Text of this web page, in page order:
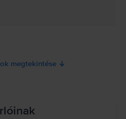
biztonsági figyelmeztetésekről.
nem állnak rendelkezésre.
megtekintése